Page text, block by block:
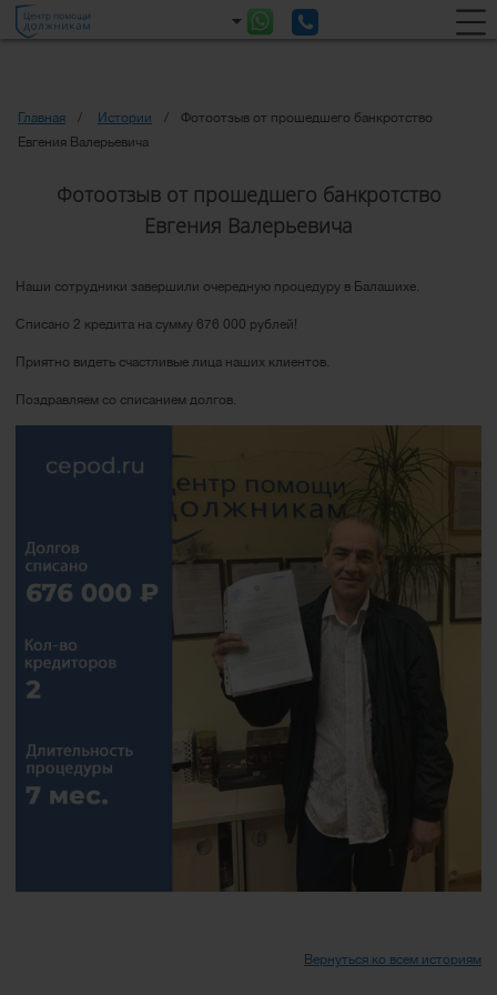
Главная Истории
Фотоотзыв от прошедшего банкротство
Евгения Валерьевича
Фотоотзыв от прошедшего банкротство
Евгения Валерьевича
Наши сотрудники завершили очередную процедуру в Балашихе.
Списано 2 кредита на сумму 676 000 рублей!
Приятно видеть счастливые лица наших клиентов.
Поздравляем со списанием долгов.
Вернуться ко всем историям